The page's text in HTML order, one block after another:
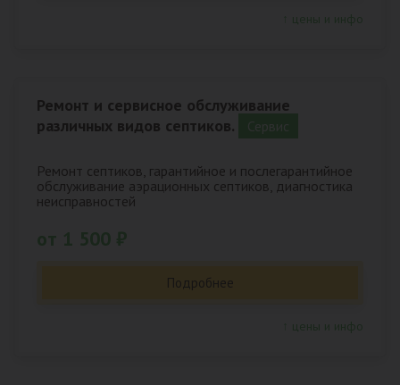
Ремонт и сервисное обслуживание
различных видов септиков.
Ремонт септиков, гарантийное и послегарантийное
обслуживание аэрационных септиков, диагностика
неисправностей
Подробнее